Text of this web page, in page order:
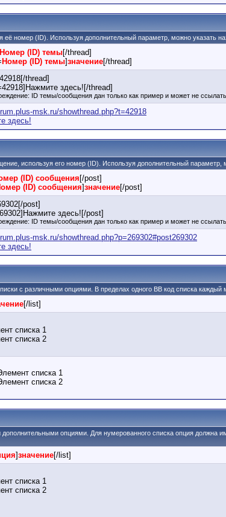
её номер (ID). Используя дополнительный параметр, можно указать
Номер (ID) темы[/thread]
Номер (ID) темы]значение[/thread]
thread]
здесь![/thread]
ID темы/сообщения дан только как пример и может не
msk.ru/showthread.php?t=42918
здесь!
используя его номер (ID). Используя дополнительный параметр,
(ID) сообщения [/post]
(ID) сообщения]значение[/post]
post]
здесь![/post]
ID темы/сообщения дан только как пример и может не
msk.ru/showthread.php?p=269302#post269302
здесь!
с различными опциями. В пределах одного BB код списка каждый
[/list]
списка 1
списка 2
списка 1
списка 2
дополнительными опциями. Для нумерованного списка опция
]значение[/list]
списка 1
списка 2